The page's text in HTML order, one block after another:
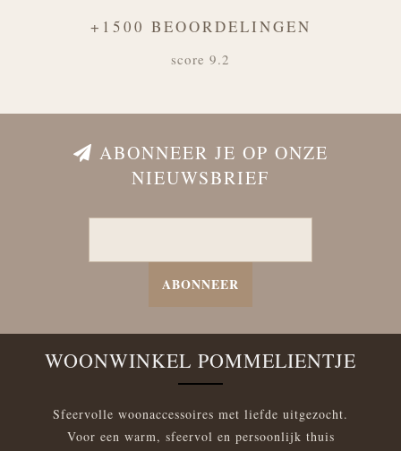
+1500 BEOORDELINGEN
score 9.2
ABONNEER JE OP ONZE
NIEUWSBRIEF
ABONNEER
WOONWINKEL POMMELIENTJE
Sfeervolle woonaccessoires met liefde uitgezocht.
Voor een warm, sfeervol en persoonlijk thuis